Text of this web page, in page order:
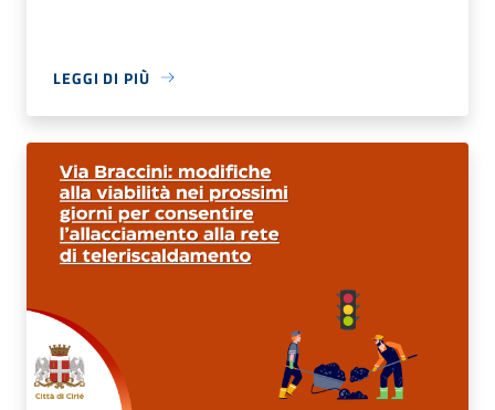
LEGGI DI PIÙ